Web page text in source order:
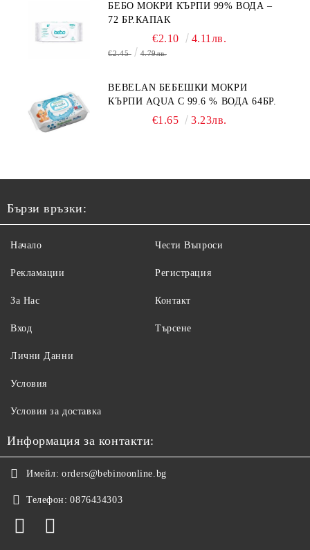
БЕБО МОКРИ КЪРПИ 99% ВОДА –
72 БР.КАПАК
€2.10 4.11лв.
€2.45 4.79лв.
BEBELAN БЕБЕШКИ МОКРИ
КЪРПИ AQUA С 99.6 % ВОДА 64БР.
€1.65 3.23лв.
Бързи връзки:
Начало
Рекламации
За Нас
Вход
Чести Въпроси
Регистрация
Контакт
Търсене
Лични Данни
Условия
Условия за доставка
Информация за контакти:
Имейл: orders@bebinoonline.bg
Телефон: 0876434303